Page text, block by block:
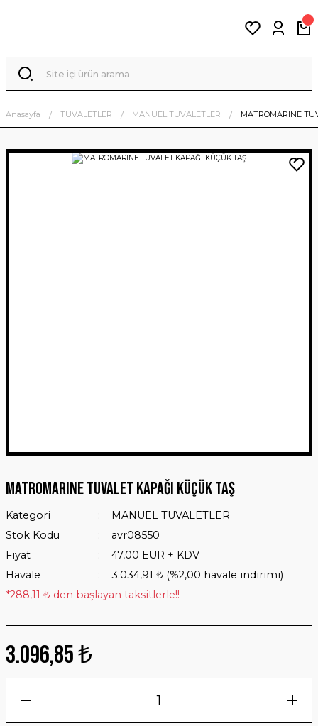
Anasayfa TUVALETLER MANUEL TUVALETLER MATROMARINE
MATROMARINE TUVALET KAPAĞI KÜÇÜK TAŞ
Kategori
MANUEL TUVALETLER
Stok Kodu
avr08550
Fiyat
47,00 EUR + KDV
Havale
3.034,91 ₺ (%2,00 havale indirimi)
*288,11 ₺ den başlayan taksitlerle!!
3.096,85 ₺